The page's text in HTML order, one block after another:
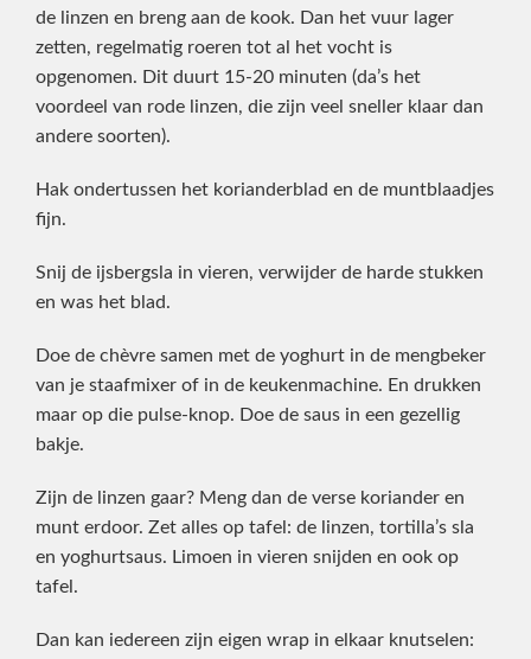
de linzen en breng aan de kook. Dan het vuur lager
zetten, regelmatig roeren tot al het vocht is
opgenomen. Dit duurt 15-20 minuten (da’s het
voordeel van rode linzen, die zijn veel sneller klaar dan
andere soorten).
Hak ondertussen het korianderblad en de muntblaadjes
fijn.
Snij de ijsbergsla in vieren, verwijder de harde stukken
en was het blad.
Doe de chèvre samen met de yoghurt in de mengbeker
van je staafmixer of in de keukenmachine. En drukken
maar op die pulse-knop. Doe de saus in een gezellig
bakje.
Zijn de linzen gaar? Meng dan de verse koriander en
munt erdoor. Zet alles op tafel: de linzen, tortilla’s sla
en yoghurtsaus. Limoen in vieren snijden en ook op
tafel.
Dan kan iedereen zijn eigen wrap in elkaar knutselen: